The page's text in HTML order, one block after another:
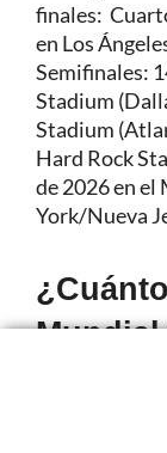
finales:
en Los
Semifinales:
Stadium
Stadium
Hard Rock
de 2026 en
York/Nueva
Mundial